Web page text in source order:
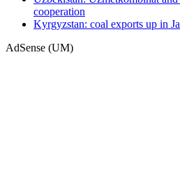
cooperation
Kyrgyzstan: coal exports up in
AdSense (UM)